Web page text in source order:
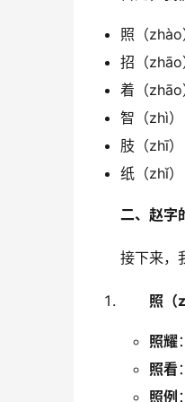
照（zhào
招（zhāo
着（zhāo
智（zhì）
肢（zhī）
纸（zhǐ）
二、赵字
接下来，我
照（
照耀
照看
照例